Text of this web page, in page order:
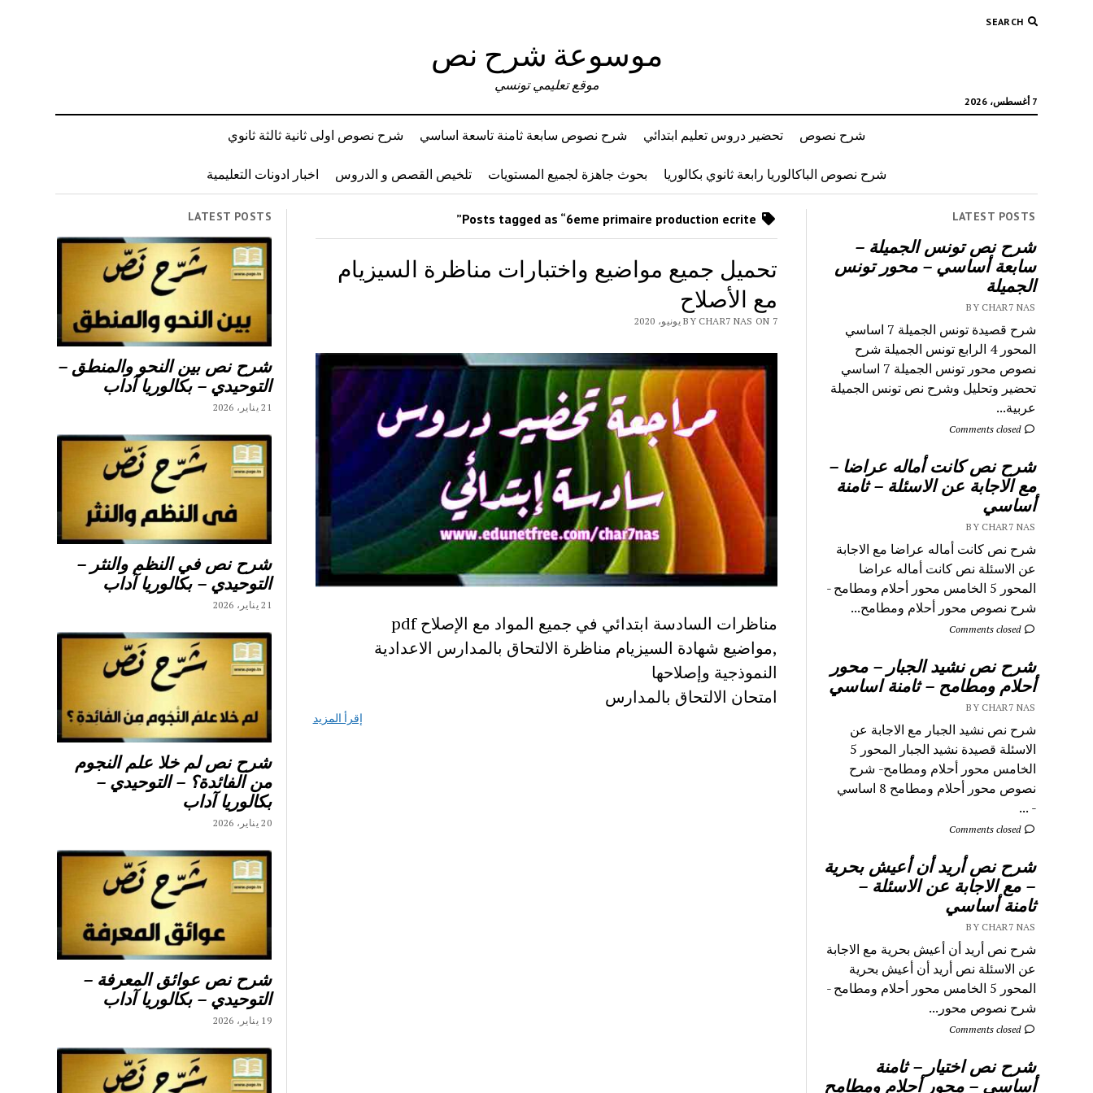
SEARCH
موسوعة شرح نص
7 أغسطس، 2026
موقع تعليمي تونسي
شرح نصوص تحضير دروس تعليم ابتدائي شرح نصوص سابعة ثامنة تاسعة اساسي شرح نصوص اولى ثانية ثالثة ثانوي
شرح نصوص الباكالوريا رابعة ثانوي بكالوريا بحوث جاهزة لجميع المستويات تلخيص القصص و الدروس اخبار ادونات التعليمية
LATEST POSTS
شرح نص تونس الجميلة –
سابعة أساسي – محور تونس
الجميلة
BY CHAR7 NAS
شرح قصيدة تونس الجميلة 7 اساسي
المحور 4 الرابع تونس الجميلة شرح
نصوص محور تونس الجميلة 7 اساسي
تحضير وتحليل وشرح نص تونس الجميلة
عربية...
Comments closed
شرح نص كانت أماله عراضا –
مع الاجابة عن الاسئلة – ثامنة
أساسي
BY CHAR7 NAS
شرح نص كانت أماله عراضا مع الاجابة
عن الاسئلة نص كانت أماله عراضا
المحور 5 الخامس محور أحلام ومطامح -
شرح نصوص محور أحلام ومطامح...
Comments closed
شرح نص نشيد الجبار – محور
أحلام ومطامح – ثامنة اساسي
BY CHAR7 NAS
شرح نص نشيد الجبار مع الاجابة عن
الاسئلة قصيدة نشيد الجبار المحور 5
الخامس محور أحلام ومطامح- شرح
نصوص محور أحلام ومطامح 8 اساسي
- ...
Comments closed
شرح نص أريد أن أعيش بحرية
– مع الاجابة عن الاسئلة –
ثامنة أساسي
BY CHAR7 NAS
شرح نص أريد أن أعيش بحرية مع الاجابة
عن الاسئلة نص أريد أن أعيش بحرية
المحور 5 الخامس محور أحلام ومطامح -
شرح نصوص محور...
Comments closed
شرح نص اختيار – ثامنة
أساسي – محور أحلام ومطامح
تحميل جميع مواضيع واختبارات مناظرة السيزيام
مع الأصلاح
BY CHAR7 NAS ON 7 يونيو، 2020
مناظرات السادسة ابتدائي في جميع المواد مع الإصلاح pdf
,مواضيع شهادة السيزيام مناظرة الالتحاق بالمدارس الاعدادية
النموذجية وإصلاحها
امتحان الالتحاق بالمدارس
إقرأ المزيد
LATEST POSTS
شرح نص بين النحو والمنطق –
التوحيدي – بكالوريا آداب
21 يناير، 2026
شرح نص في النظم والنثر –
التوحيدي – بكالوريا آداب
21 يناير، 2026
شرح نص لم خلا علم النجوم
من الفائدة؟ – التوحيدي –
بكالوريا آداب
20 يناير، 2026
شرح نص عوائق المعرفة –
التوحيدي – بكالوريا آداب
19 يناير، 2026